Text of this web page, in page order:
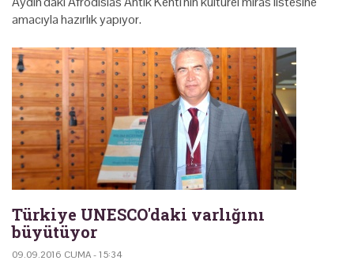
amacıyla hazırlık yapıyor.
Türkiye UNESCO'daki varlığını
büyütüyor
09.09.2016 CUMA - 15:34